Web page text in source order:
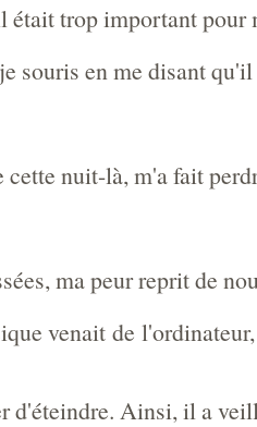
était trop important pour
souris en me disant
nuit-là, m'a fait
ma peur reprit de
venait de
d'éteindre. Ainsi, il a